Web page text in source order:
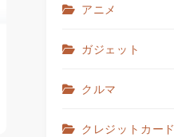
アニメ
ガジェット
クルマ
クレジットカード